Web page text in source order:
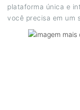
plataforma única e
você precisa em um